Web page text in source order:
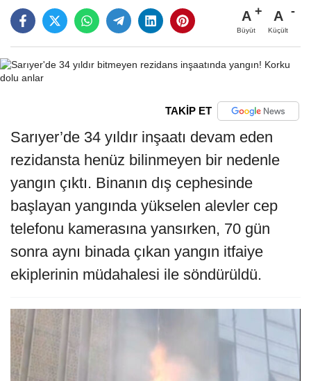
A
Büyüt
A
Küçült
TAKİP ET
Sarıyer’de 34 yıldır inşaatı devam eden
rezidansta henüz bilinmeyen bir nedenle
yangın çıktı. Binanın dış cephesinde
başlayan yangında yükselen alevler cep
telefonu kamerasına yansırken, 70 gün
sonra aynı binada çıkan yangın itfaiye
ekiplerinin müdahalesi ile söndürüldü.